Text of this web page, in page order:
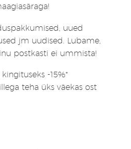
uued
jm uudised. Lubame,
postkasti ei ummista!
-15%*
teha üks väekas ost